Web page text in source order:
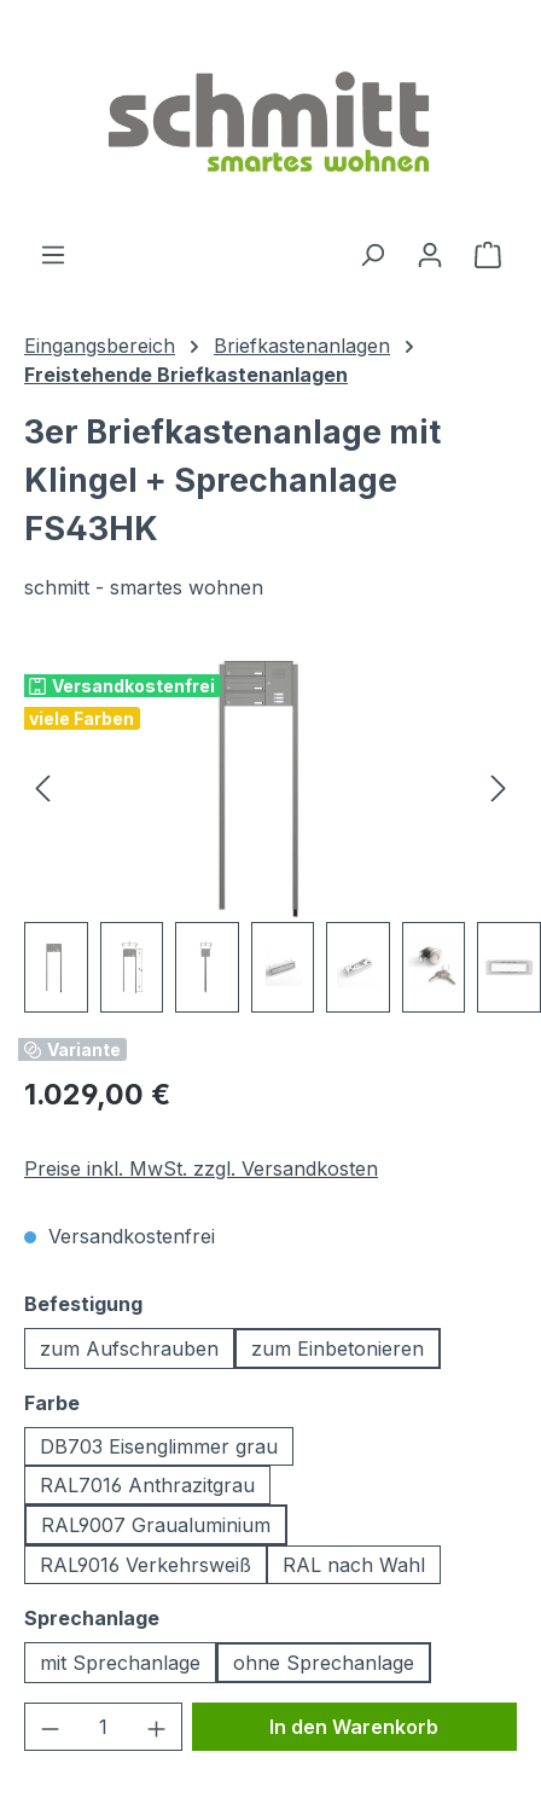
Eingangsbereich
Briefkastenanlagen
Freistehende Briefkastenanlagen
3er Briefkastenanlage mit
Klingel + Sprechanlage
FS43HK
schmitt - smartes wohnen
Versandkostenfrei
viele Farben
Variante
Regulärer Preis:
1.029,00 €
Preise inkl. MwSt. zzgl. Versandkosten
Versandkostenfrei
Befestigungauswählen
zum Aufschrauben
zum Einbetonieren
Farbeauswählen
DB703 Eisenglimmer grau
RAL7016 Anthrazitgrau
RAL9007 Graualuminium
RAL9016 Verkehrsweiß
RAL nach Wahl
Sprechanlageauswählen
mit Sprechanlage
ohne Sprechanlage
Produkt Anzahl: Gib denIn den Warenkorb